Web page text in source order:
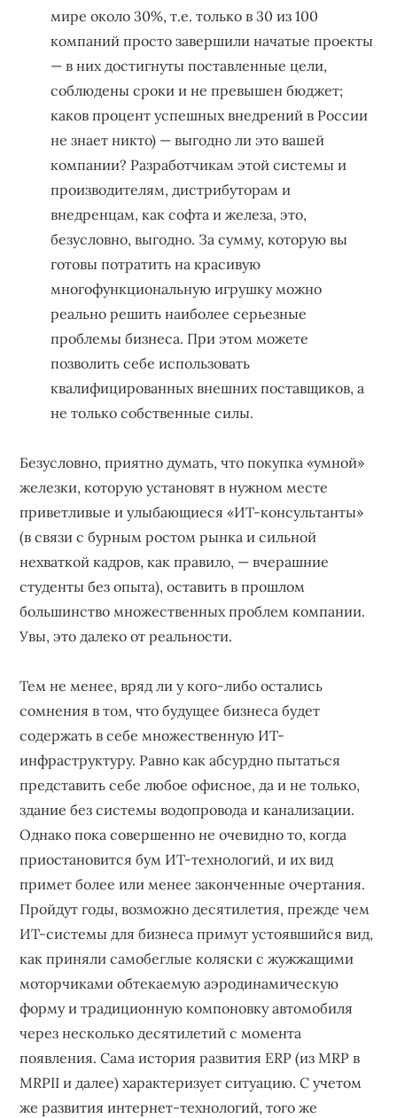
мире около 30%, т.е. только в 30 из 100
компаний просто завершили начатые проекты
— в них достигнуты поставленные цели,
соблюдены сроки и не превышен бюджет;
каков процент успешных внедрений в России
не знает никто) — выгодно ли это вашей
компании? Разработчикам этой системы и
производителям, дистрибуторам и
внедренцам, как софта и железа, это,
безусловно, выгодно. За сумму, которую вы
готовы потратить на красивую
многофункциональную игрушку можно
реально решить наиболее серьезные
проблемы бизнеса. При этом можете
позволить себе использовать
квалифицированных внешних поставщиков, а
не только собственные силы.
Безусловно, приятно думать, что покупка «умной»
железки, которую установят в нужном месте
приветливые и улыбающиеся «ИТ-консультанты»
(в связи с бурным ростом рынка и сильной
нехваткой кадров, как правило, — вчерашние
студенты без опыта), оставить в прошлом
большинство множественных проблем компании.
Увы, это далеко от реальности.
Тем не менее, вряд ли у кого-либо остались
сомнения в том, что будущее бизнеса будет
содержать в себе множественную ИТ-
инфраструктуру. Равно как абсурдно пытаться
представить себе любое офисное, да и не только,
здание без системы водопровода и канализации.
Однако пока совершенно не очевидно то, когда
приостановится бум ИТ-технологий, и их вид
примет более или менее законченные очертания.
Пройдут годы, возможно десятилетия, прежде чем
ИТ-системы для бизнеса примут устоявшийся вид,
как приняли самобеглые коляски с жужжащими
моторчиками обтекаемую аэродинамическую
форму и традиционную компоновку автомобиля
через несколько десятилетий с момента
появления. Сама история развития ERP (из MRP в
MRPII и далее) характеризует ситуацию. С учетом
же развития интернет-технологий, того же